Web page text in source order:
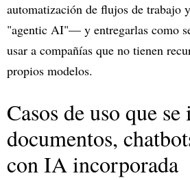
automatización de flujos de trabajo
"agentic AI"— y entregarlas como
usar a compañías que no tienen
propios modelos.
Casos de uso que
documentos,
con IA incorporada